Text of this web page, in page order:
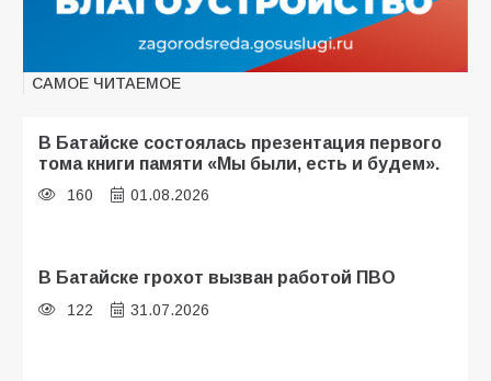
САМОЕ ЧИТАЕМОЕ
В Батайске состоялась презентация первого
тома книги памяти «Мы были, есть и будем».
160 01.08.2026
В Батайске грохот вызван работой ПВО
122 31.07.2026